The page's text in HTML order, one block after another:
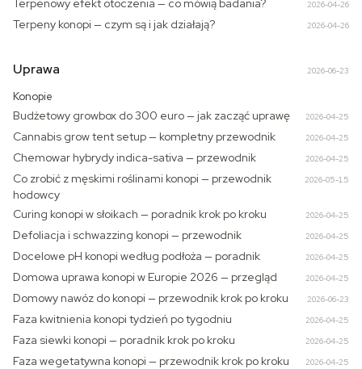
Terpenowy efekt otoczenia — co mówią badania? 2026-04-26
Terpeny konopi — czym są i jak działają? 2026-04-26
Uprawa 2026-06-23
Konopie
Budżetowy growbox do 300 euro — jak zacząć uprawę 2026-04-25
Cannabis grow tent setup — kompletny przewodnik 2026-04-25
Chemowar hybrydy indica-sativa — przewodnik 2026-04-25
Co zrobić z męskimi roślinami konopi — przewodnik
hodowcy
2026-05-15
Curing konopi w słoikach — poradnik krok po kroku 2026-04-25
Defoliacja i schwazzing konopi — przewodnik 2026-04-25
Docelowe pH konopi według podłoża — poradnik 2026-04-25
Domowa uprawa konopi w Europie 2026 — przegląd 2026-04-25
Domowy nawóz do konopi — przewodnik krok po kroku 2026-06-23
Faza kwitnienia konopi tydzień po tygodniu 2026-04-25
Faza siewki konopi — poradnik krok po kroku 2026-04-25
Faza wegetatywna konopi — przewodnik krok po kroku 2026-04-25